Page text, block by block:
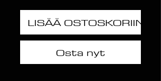
LISÄÄ OSTOSKORIIN
Osta nyt